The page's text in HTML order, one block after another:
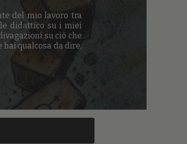
del mio lavoro tra
didattico su i miei
su ciò che
hai qualcosa da dire,